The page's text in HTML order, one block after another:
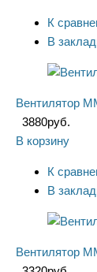
К
В
Вентилятор
3880руб.
В корзину
К
В
Вентилятор